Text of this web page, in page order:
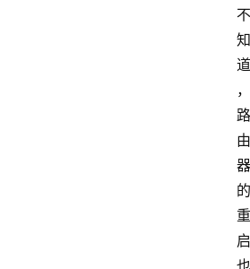
不
知
道
，
路
由
器
的
重
启
也